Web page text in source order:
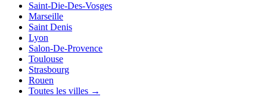
Saint-Die-Des-Vosges
Marseille
Saint Denis
Lyon
Salon-De-Provence
Toulouse
Strasbourg
Rouen
Toutes les villes →